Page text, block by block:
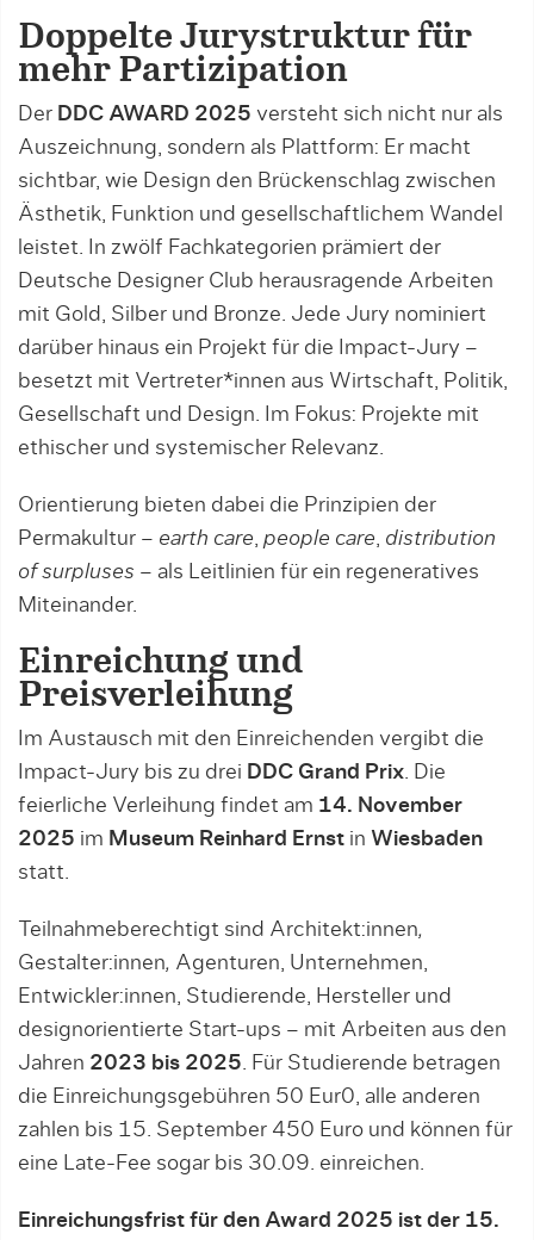
Doppelte Jurystruktur für
mehr Partizipation
Der DDC AWARD 2025 versteht sich nicht nur als
Auszeichnung, sondern als Plattform: Er macht
sichtbar, wie Design den Brückenschlag zwischen
Ästhetik, Funktion und gesellschaftlichem Wandel
leistet. In zwölf Fachkategorien prämiert der
Deutsche Designer Club herausragende Arbeiten
mit Gold, Silber und Bronze. Jede Jury nominiert
darüber hinaus ein Projekt für die Impact-Jury –
besetzt mit Vertreter*innen aus Wirtschaft, Politik,
Gesellschaft und Design. Im Fokus: Projekte mit
ethischer und systemischer Relevanz.
Orientierung bieten dabei die Prinzipien der
Permakultur – earth care, people care, distribution
of surpluses – als Leitlinien für ein regeneratives
Miteinander.
Einreichung und
Preisverleihung
Im Austausch mit den Einreichenden vergibt die
Impact-Jury bis zu drei DDC Grand Prix. Die
feierliche Verleihung findet am 14. November
2025 im Museum Reinhard Ernst in Wiesbaden
statt.
Teilnahmeberechtigt sind Architekt:innen,
Gestalter:innen, Agenturen, Unternehmen,
Entwickler:innen, Studierende, Hersteller und
designorientierte Start-ups – mit Arbeiten aus den
Jahren 2023 bis 2025. Für Studierende betragen
die Einreichungsgebühren 50 Eur0, alle anderen
zahlen bis 15. September 450 Euro und können für
eine Late-Fee sogar bis 30.09. einreichen.
Einreichungsfrist für den Award 2025 ist der 15.